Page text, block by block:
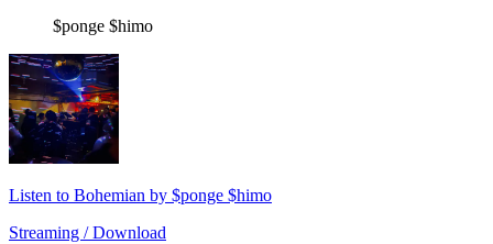
$ponge $himo
Listen to Bohemian by $ponge $himo
Streaming / Download